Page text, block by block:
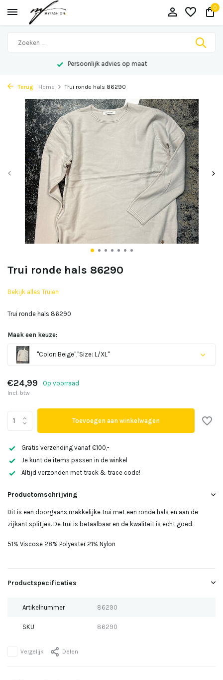
0
Persoonlijk advies op maat
Terug Home Trui ronde hals 86290
Trui ronde hals 86290
Bekijk alles Truien
Trui ronde hals 86290
Maak een keuze:
"Color: Beige","Size: L/XL"
Uitverkocht
€24,99 Op voorraad
Incl. btw
Toevoegen aan winkelwagen
Gratis verzending vanaf €100,-
Je kunt de items passen in de winkel
Altijd verzonden met track & trace code!
Productomschrijving
Dit is een doorgaans makkelijke trui met een ronde hals en aan de
zijkant splitjes. De trui is betaalbaar en de kwaliteit is echt goed.
51% Viscose 28% Polyester 21% Nylon
Productspecificaties
Artikelnummer 86290
SKU 86290
Vergelijk Delen